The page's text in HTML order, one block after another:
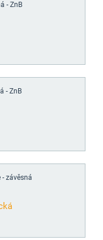
- ZnB
- ZnB
- závěsná